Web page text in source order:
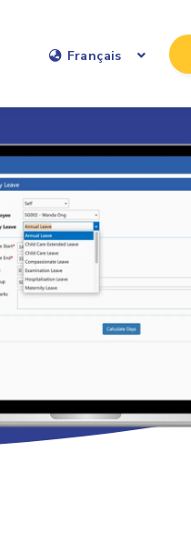
Français